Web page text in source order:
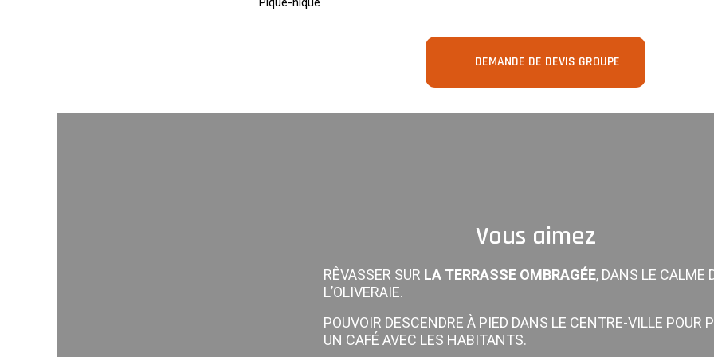
DEMANDE DE DEVIS GROUPE
Vous aimez
RÊVASSER SUR LA TERRASSE OMBRAGÉE, DANS LE CALME
L’OLIVERAIE.
POUVOIR DESCENDRE À PIED DANS LE CENTRE-VILLE POUR
UN CAFÉ AVEC LES HABITANTS.